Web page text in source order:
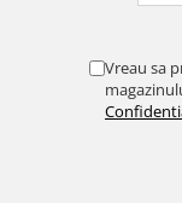
Vreau sa